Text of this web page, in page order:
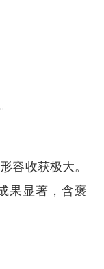
容收获极大。
果显著，含褒